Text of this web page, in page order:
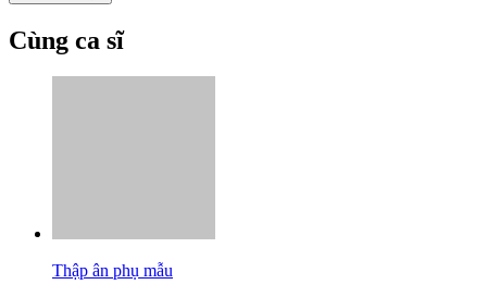
Cùng ca sĩ
Thập ân phụ mẫu